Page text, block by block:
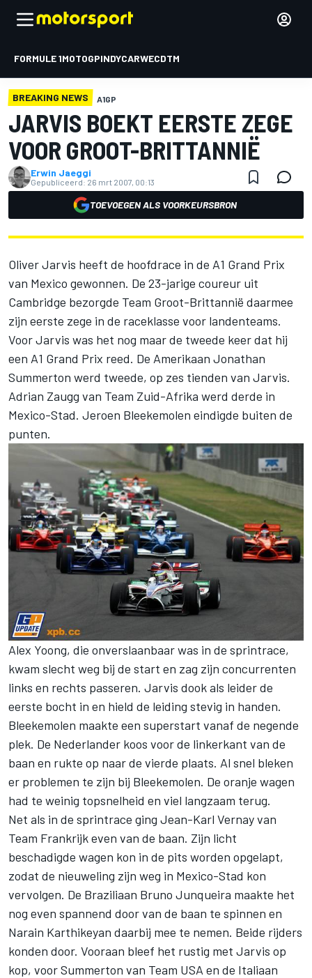
FORMULE 1MOTOGPINDYCARWECDTM
BREAKING NEWS A1GP
JARVIS BOEKT EERSTE ZEGE
VOOR GROOT-BRITTANNIË
Erwin Jaeggi
Gepubliceerd: 26 mrt 2007, 00:13
TOEVOEGEN ALS VOORKEURSBRON
Oliver Jarvis heeft de hoofdrace in de A1 Grand Prix
van Mexico gewonnen. De 23-jarige coureur uit
Cambridge bezorgde Team Groot-Brittannië daarmee
zijn eerste zege in de raceklasse voor landenteams.
Voor Jarvis was het nog maar de tweede keer dat hij
een A1 Grand Prix reed. De Amerikaan Jonathan
Summerton werd tweede, op zes tienden van Jarvis.
Adrian Zaugg van Team Zuid-Afrika werd derde in
Mexico-Stad. Jeroen Bleekemolen eindigde buiten de
punten.
Alex Yoong, die onverslaanbaar was in de sprintrace,
kwam slecht weg bij de start en zag zijn concurrenten
links en rechts passeren. Jarvis dook als leider de
eerste bocht in en hield de leiding stevig in handen.
Bleekemolen maakte een superstart vanaf de negende
plek. De Nederlander koos voor de linkerkant van de
baan en rukte op naar de vierde plaats. Al snel bleken
er problemen te zijn bij Bleekemolen. De oranje wagen
had te weinig topsnelheid en viel langzaam terug.
Net als in de sprintrace ging Jean-Karl Vernay van
Team Frankrijk even van de baan. Zijn licht
beschadigde wagen kon in de pits worden opgelapt,
zodat de nieuweling zijn weg in Mexico-Stad kon
vervolgen. De Braziliaan Bruno Junqueira maakte het
nog even spannend door van de baan te spinnen en
Narain Karthikeyan daarbij mee te nemen. Beide rijders
konden door. Vooraan bleef het rustig met Jarvis op
kop, voor Summerton van Team USA en de Italiaan